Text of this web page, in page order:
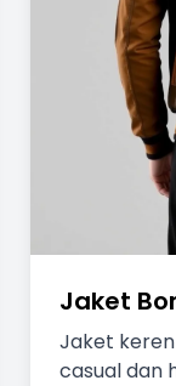
Jaket
Jaket
casual dan